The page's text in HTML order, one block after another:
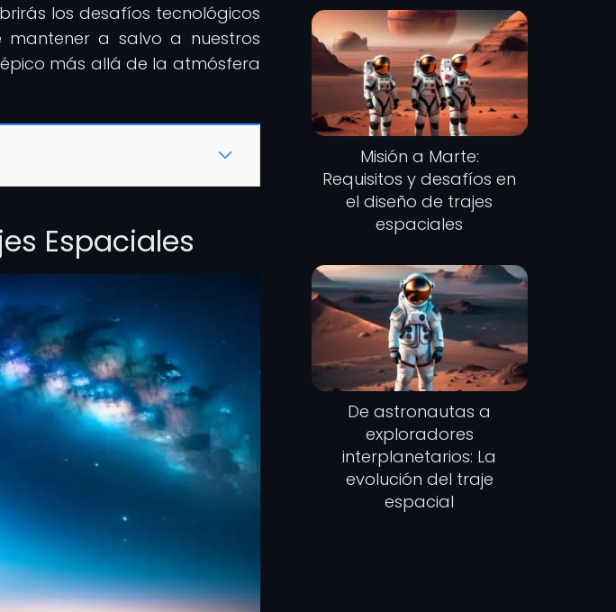
los desafíos tecnológicos
a salvo a nuestros
más allá de la atmósfera
Espaciales
Misión a Marte:
Requisitos y desafíos en
el diseño de trajes
espaciales
De astronautas a
exploradores
interplanetarios: La
evolución del traje
espacial